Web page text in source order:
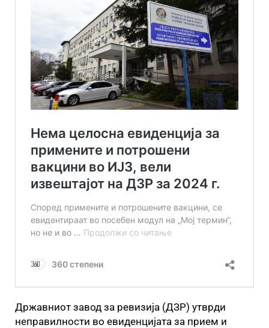
Државниот завод за ревизија (ДЗР) утврди
неправилности во евиденцијата за прием и